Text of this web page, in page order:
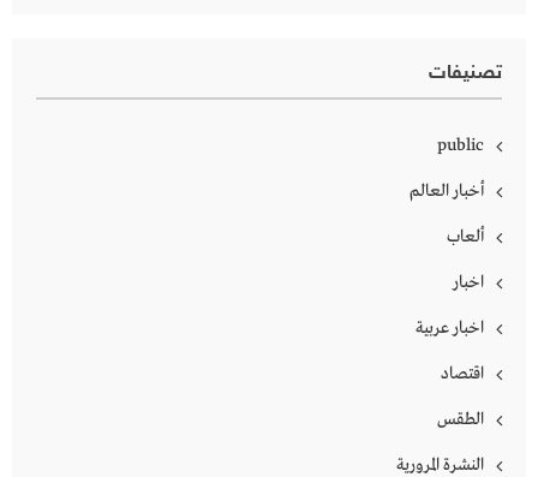
تصنيفات
public
أخبار العالم
ألعاب
اخبار
اخبار عربية
اقتصاد
الطقس
النشرة المرورية